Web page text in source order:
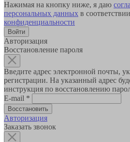
Нажимая на кнопку ниже, я даю
персональных данных в
конфиденциальности
Авторизация
Восстановление пароля
Введите адрес электронной почты,
регистрации. На указанный адрес
инструкция по восстановлению
E-mail *
Авторизация
Заказать звонок